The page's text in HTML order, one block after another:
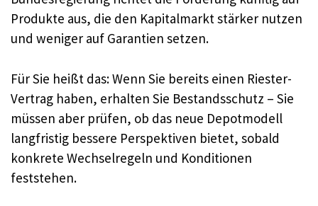
Produkte aus, die den Kapitalmarkt stärker nutzen
und weniger auf Garantien setzen.
Für Sie heißt das: Wenn Sie bereits einen Riester-
Vertrag haben, erhalten Sie Bestandsschutz – Sie
müssen aber prüfen, ob das neue Depotmodell
langfristig bessere Perspektiven bietet, sobald
konkrete Wechselregeln und Konditionen
feststehen.